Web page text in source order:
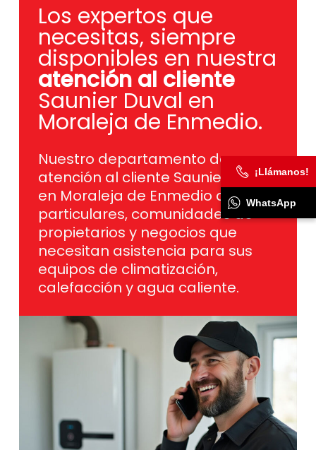
Los expertos que
necesitas, siempre
disponibles en nuestra
atención al cliente
Saunier Duval en
Moraleja de Enmedio.
Nuestro departamento de
atención al cliente Saunier Duval
en Moraleja de Enmedio ayuda a
particulares, comunidades de
propietarios y negocios que
necesitan asistencia para sus
equipos de climatización,
calefacción y agua caliente.
¡Llámanos!
WhatsApp